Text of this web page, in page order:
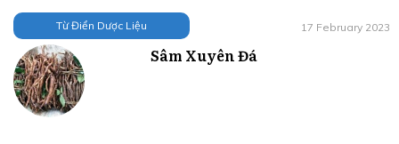
Từ Điển Dược Liệu 17 February 2023
Sâm Xuyên Đá